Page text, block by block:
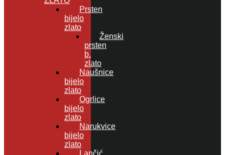
Prsten
bijelo
zlato
Ženski
prsten
b.
zlato
Naušnice
bijelo
zlato
Ogrlice
bijelo
zlato
Narukvice
bijelo
zlato
Lančić